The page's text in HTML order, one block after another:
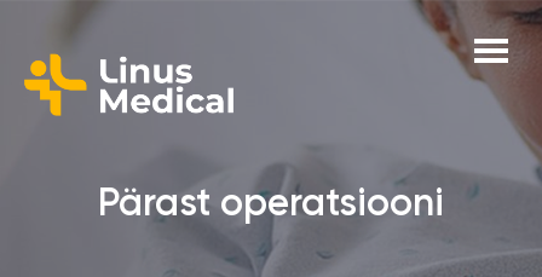
Pärast operatsiooni